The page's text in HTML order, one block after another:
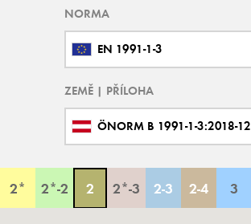
NORMA
EN 1991-1-3
ZEMĚ | PŘÍLOHA
ÖNORM B 1991-1-3:2018-12
2* 2*-2 2 2*-3 2-3 2-4 3